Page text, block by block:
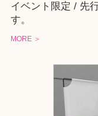
イベント限定 / 先
す。
MORE ＞